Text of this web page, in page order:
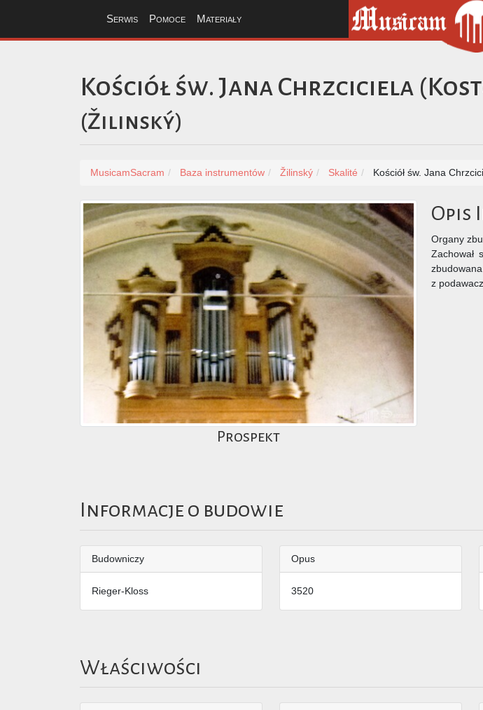
Serwis Pomoce Materiały
Kościół św. Jana Chrzciciela
(Žilinský)
MusicamSacram Baza instrumentów Žilinský Skalité Kościół św. Jana
Prospekt
Opis
Organy
Zachował
z
Informacje o budowie
Budowniczy
Rieger-Kloss
Opus
3520
Właściwości